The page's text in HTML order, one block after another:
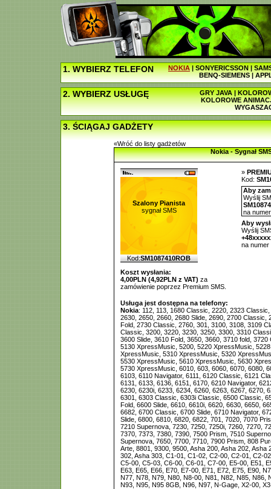
1. WYBIERZ TELEFON NOKIA|SONYERICSSON|
BENQ-SIEMENS|
2. WYBIERZ USŁUGĘ GRY JAVA|
KOLOROWE
3. ŚCIĄGAJ GADŻETY
«Wróć do listy gadżetów
Nokia - Sygnał
Szalony Pianista
sygnał SMS
Kod:SM1087410ROB
Koszt wysłania:
4,00PLN (4,92PLN z VAT) za
zamówienie poprzez Premium SMS.
»
Kod:
Aby
Wyślij
na
Aby
Wyślij
na numer
Usługa jest dostępna na telefony:
Nokia: 112, 113, 1680 Classic, 2220, 2323
2630, 2650, 2660, 2680 Slide, 2690, 2700 Classic,
Fold, 2730 Classic, 2760, 301, 3100, 3108, 3109
Classic, 3200, 3220, 3230, 3250, 3300, 3310
3600 Slide, 3610 Fold, 3650, 3660, 3710 fold,
5130 XpressMusic, 5200, 5220 XpressMusic,
XpressMusic, 5310 XpressMusic, 5320
5530 XpressMusic, 5610 XpressMusic, 5630
5730 XpressMusic, 6010, 603, 6060, 6070, 6080,
6103, 6110 Navigator, 6111, 6120 Classic, 6121
6131, 6133, 6136, 6151, 6170, 6210 Navigator,
6230, 6230i, 6233, 6234, 6260, 6263, 6267, 6270,
6301, 6303 Classic, 6303i Classic, 6500 Classic,
Fold, 6600 Slide, 6610, 6610i, 6620, 6630, 6650,
6682, 6700 Classic, 6700 Slide, 6710 Navigator,
Slide, 6800, 6810, 6820, 6822, 701, 7020, 7070
7210 Supernova, 7230, 7250, 7250i, 7260, 7270,
7370, 7373, 7380, 7390, 7500 Prism, 7510
Supernova, 7650, 7700, 7710, 7900 Prism, 808
Arte, 8801, 9300, 9500, Asha 200, Asha 202, Asha
302, Asha 303, C1-01, C1-02, C2-00, C2-01, C2-
C5-00, C5-03, C6-00, C6-01, C7-00, E5-00, E51,
E63, E65, E66, E70, E7-00, E71, E72, E75, E90,
N77, N78, N79, N80, N8-00, N81, N82, N85, N86,
N93, N95, N95 8GB, N96, N97, N-Gage, X2-00,